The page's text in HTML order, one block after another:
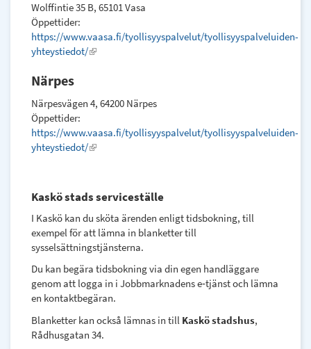
Wolffintie 35 B, 65101 Vasa
Öppettider:
https://www.vaasa.fi/tyollisyyspalvelut/tyollisyyspalveluiden-
yhteystiedot/(link
Närpes
Närpesvägen 4, 64200 Närpes
Öppettider:
https://www.vaasa.fi/tyollisyyspalvelut/tyollisyyspalveluiden-
yhteystiedot/(link
Kaskö stads serviceställe
I Kaskö kan du sköta ärenden enligt tidsbokning, till
exempel för att lämna in blanketter till
sysselsättningstjänsterna.
Du kan begära tidsbokning via din egen handläggare
genom att logga in i Jobbmarknadens e‑tjänst och lämna
en kontaktbegäran.
Blanketter kan också lämnas in till Kaskö stadshus,
Rådhusgatan 34.